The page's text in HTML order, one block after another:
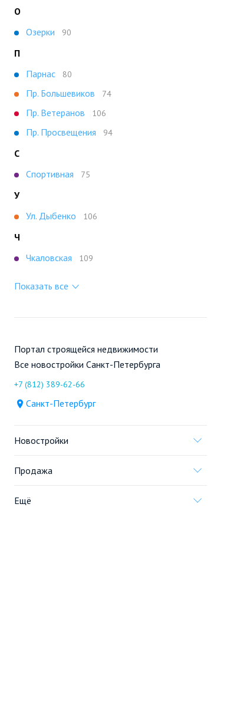
О
Озерки
90
П
Парнас
80
Пр. Большевиков 74
Пр. Ветеранов 106
Пр. Просвещения 94
С
Спортивная
75
У
Ул. Дыбенко
106
Ч
Чкаловская
109
Показать все
Портал строящейся недвижимости
Все новостройки Санкт-Петербурга
+7 (812) 389-62-66
Санкт-Петербург
Новостройки
Продажа
Ещё